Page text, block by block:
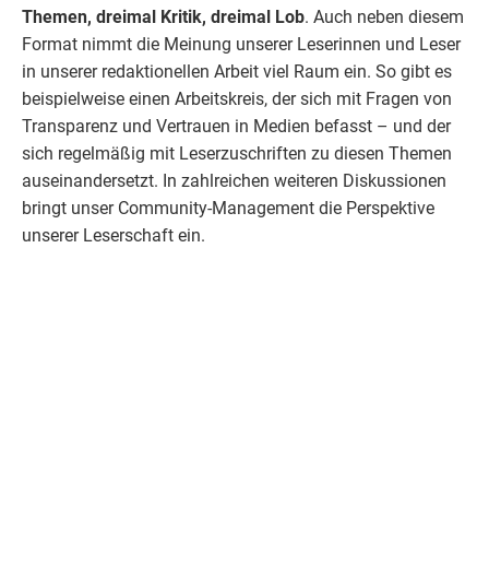
Themen, dreimal Kritik, dreimal Lob. Auch neben diesem
Format nimmt die Meinung unserer Leserinnen und Leser
in unserer redaktionellen Arbeit viel Raum ein. So gibt es
beispielweise einen Arbeitskreis, der sich mit Fragen von
Transparenz und Vertrauen in Medien befasst – und der
sich regelmäßig mit Leserzuschriften zu diesen Themen
auseinandersetzt. In zahlreichen weiteren Diskussionen
bringt unser Community-Management die Perspektive
unserer Leserschaft ein.